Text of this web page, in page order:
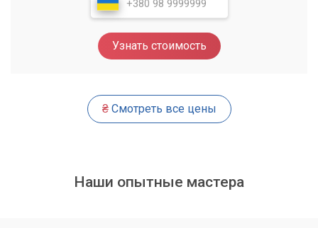
процессоры поддерживают двухканальный режим.
материнской платы.
максимальную совместимость и стабильность работы
Узнать стоимость
₴Смотреть все цены
Наши опытные мастера